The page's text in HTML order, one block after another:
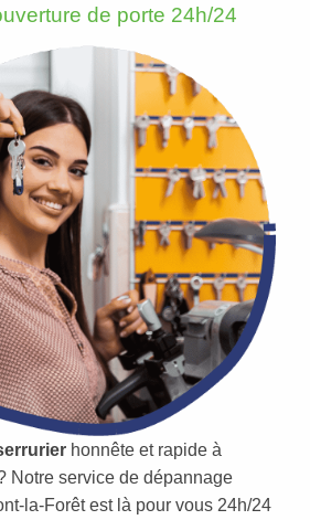
de porte 24h/24
honnête et rapide à
Notre service de dépannage
la-Forêt est là pour vous 24h/24